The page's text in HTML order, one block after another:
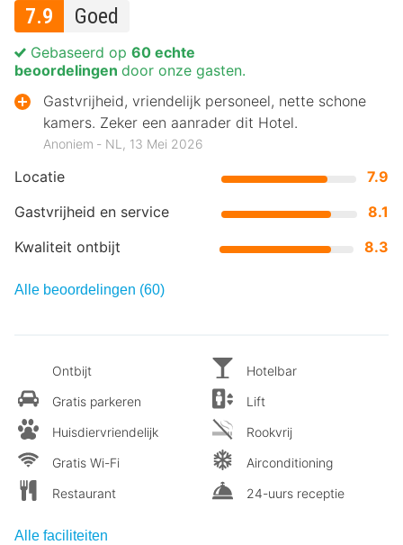
7.9 Goed
Locatie
7.9
Gastvrijheid en service
8.1
Kwaliteit ontbijt
8.3
Gebaseerd op 60 echte
beoordelingen door onze gasten.
Gastvrijheid, vriendelijk personeel, nette schone
kamers. Zeker een aanrader dit Hotel.
Anoniem ‐ NL, 13 Mei 2026
Alle beoordelingen (60)
Ontbijt
Gratis parkeren
Huisdiervriendelijk
Gratis Wi-Fi
Restaurant
Hotelbar
Lift
Rookvrij
Airconditioning
24-uurs receptie
Alle faciliteiten